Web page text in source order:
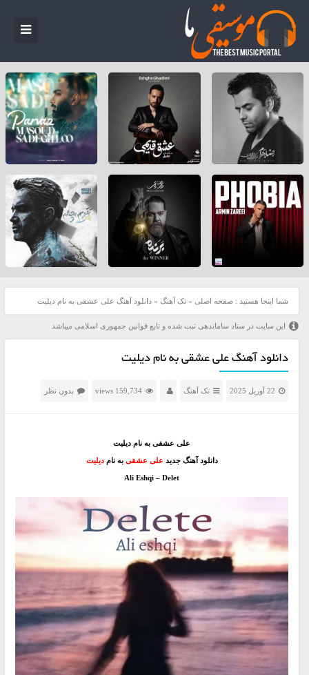
شما اینجا هستید : صفحه اصلی » تک آهنگ » دانلود آهنگ علی عشقی به نام دیلیت
این سایت در ستاد ساماندهی ثبت شده و تابع قوانین جمهوری اسلامی میباشد
دانلود آهنگ علی عشقی به نام دیلیت
22 آوریل 2025 تک آهنگ 159,734 views بدون نظر
علی عشقی به نام دیلیت
دانلود آهنگ جدید علی عشقی به نامدیلیت
Ali Eshqi – Delet